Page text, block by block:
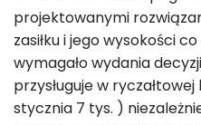
projektowanymi
zasiłku i jego wysokości
wymagało wydania decyzji
przysługuje w
stycznia 7 tys. )